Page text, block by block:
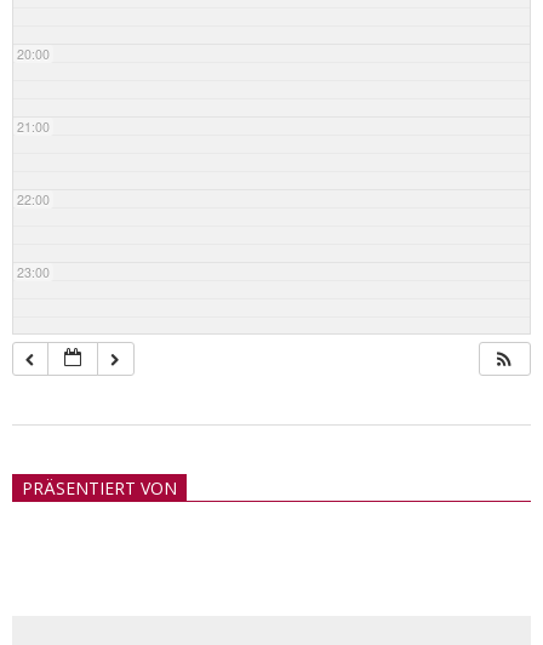
20:00
21:00
22:00
23:00
21PRÄSENTIERT VON